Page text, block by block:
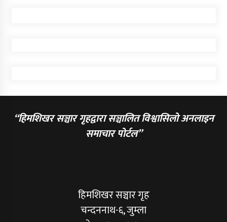
“हिमशिखर सञ्चार गृहद्वारा सञ्चालित विश्वासिलो अनलाइन
समाचार पोर्टल”
हिमशिखर सञ्चार गृह
चन्दननाथ-६, जुम्ला